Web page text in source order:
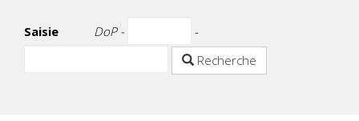
Saisie DoP -
-
Recherche